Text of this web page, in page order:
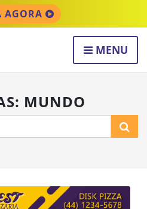
AGORA
MENU
MUNDO